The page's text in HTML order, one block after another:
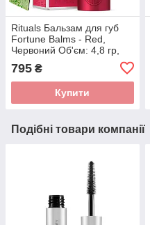
Rituals Бальзам для губ
Fortune Balms - Red,
Червоний Об'єм: 4,8 гр,
Виробництво Нідерланди
795 ₴
Купити
Подібні товари компанії